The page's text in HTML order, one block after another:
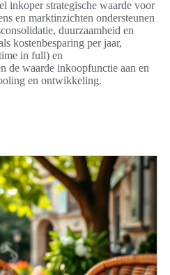
inkoper strategische waarde voor
en marktinzichten ondersteunen
duurzaamheid en
kostenbesparing per jaar,
in full) en
de waarde inkoopfunctie aan en
en ontwikkeling.